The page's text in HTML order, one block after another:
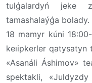
tulǵalardyń jeke
tamashalaýǵa bolady.
18 mamyr kúni
keıipkerler qatysatyn
«Asanáli Áshimov»
spektakli, «Juldyzdy